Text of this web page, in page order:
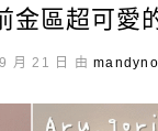
金區超可愛
月 21 日 由